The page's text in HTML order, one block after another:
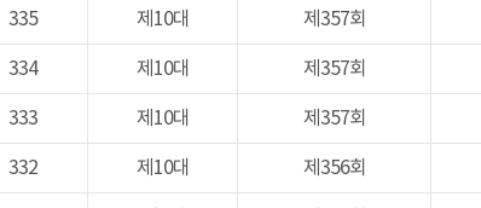
335 제10대 제357회
334 제10대 제357회
333 제10대 제357회
332 제10대 제356회